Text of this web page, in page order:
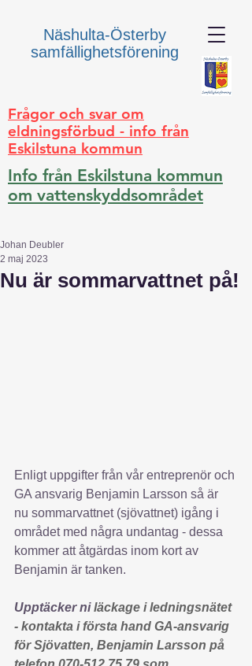
Näshulta-Österby
samfällighetsförening
Info från Eskilstuna kommun
om vattenskyddsområdet
Frågor och svar om
eldningsförbud - info från
Eskilstuna kommun
Nu är sommarvattnet på!
Johan Deubler
2 maj 2023
Enligt uppgifter från vår entreprenör och
GA ansvarig Benjamin Larsson så är
nu sommarvattnet (sjövattnet) igång i
området med några undantag - dessa
kommer att åtgärdas inom kort av
Benjamin är tanken.
Upptäcker ni läckage i ledningsnätet
- kontakta i första hand GA-ansvarig
för Sjövatten, Benjamin Larsson på